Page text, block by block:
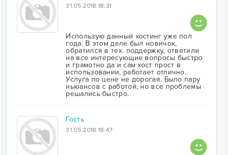
31.05.2018 18:31
Использую данный хостинг уже пол
года. В этом деле был новичок,
обратился в тех. поддержку, ответили
на все интересующие вопросы быстро
и грамотно да и сам хост прост в
использовании, работает отлично.
Услуга по цене не дорогая. Было пару
ньюансов с работой, но все проблемы
решались быстро.
Гость
31.05.2018 18:47